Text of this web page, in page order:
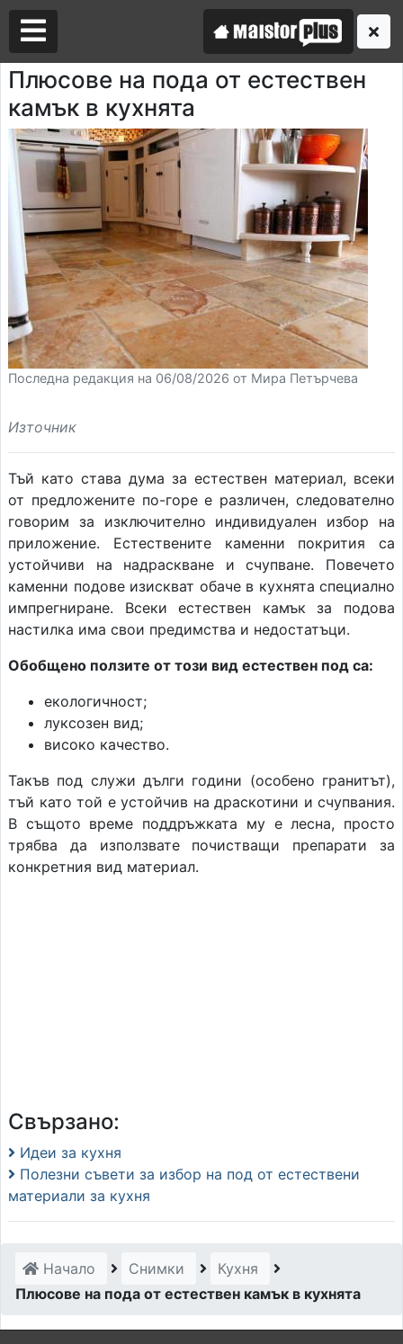
Плюсове на пода от естествен
камък в кухнята
Последна редакция на 06/08/2026 от Мира Петърчева
Източник
Тъй като става дума за естествен материал, всеки
от предложените по-горе е различен, следователно
говорим за изключително индивидуален избор на
приложение. Естествените каменни покрития са
устойчиви на надраскване и счупване. Повечето
каменни подове изискват обаче в кухнята специално
импрегниране. Всеки естествен камък за подова
настилка има свои предимства и недостатъци.
Обобщено ползите от този вид естествен под са:
екологичност;
луксозен вид;
високо качество.
Такъв под служи дълги години (особено гранитът),
тъй като той е устойчив на драскотини и счупвания.
В същото време поддръжката му е лесна, просто
трябва да използвате почистващи препарати за
конкретния вид материал.
Свързано:
Идеи за кухня
Полезни съвети за избор на под от естествени
материали за кухня
Начало Снимки
Кухня
Плюсове на пода от естествен камък в кухнята
Аз съм майстор
Търся майстор